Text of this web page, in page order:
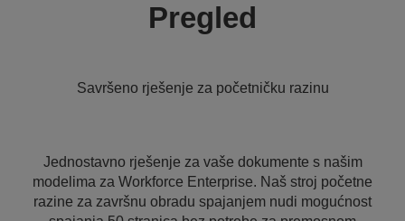
Pregled
Savršeno rješenje za početničku razinu
Jednostavno rješenje za vaše dokumente s našim
modelima za Workforce Enterprise. Naš stroj početne
razine za završnu obradu spajanjem nudi mogućnost